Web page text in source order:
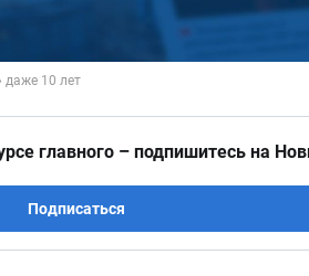
главного – подпишитесь на
Подписаться